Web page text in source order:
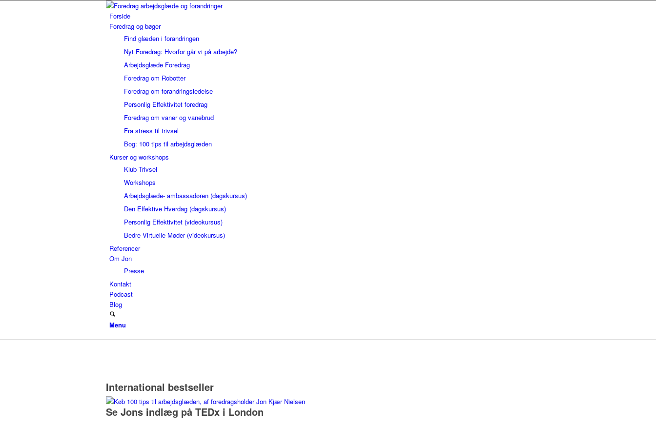
Forside
Foredrag og bøger
Find glæden i forandringen
Nyt Foredrag: Hvorfor går vi på arbejde?
Arbejdsglæde Foredrag
Foredrag om Robotter
Foredrag om forandringsledelse
Personlig Effektivitet foredrag
Foredrag om vaner og vanebrud
Fra stress til trivsel
Bog: 100 tips til arbejdsglæden
Kurser og workshops
Klub Trivsel
Workshops
Arbejdsglæde- ambassadøren (dagskursus)
Den Effektive Hverdag (dagskursus)
Personlig Effektivitet (videokursus)
Bedre Virtuelle Møder (videokursus)
Referencer
Om Jon
Presse
Kontakt
Podcast
Blog
Menu
International bestseller
Se Jons indlæg på TEDx i London